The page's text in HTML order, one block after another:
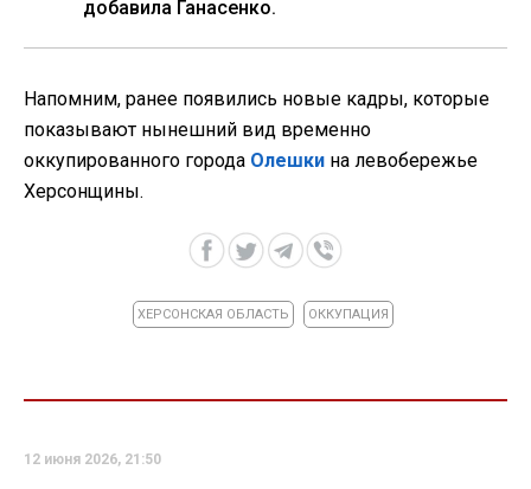
добавила Ганасенко.
Напомним, ранее появились новые кадры, которые
показывают нынешний вид временно
оккупированного города Олешки на левобережье
Херсонщины.
ХЕРСОНСКАЯ ОБЛАСТЬ ОККУПАЦИЯ
12 июня 2026, 21:50